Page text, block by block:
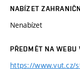
NABÍZET
Nenabízet
PŘEDMĚT NA WEBU
https://www.vut.cz/